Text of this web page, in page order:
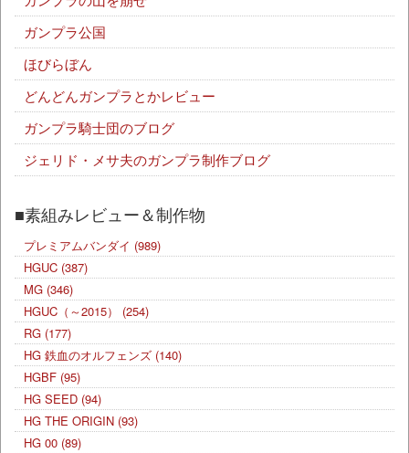
ガンプラ公国
ほびらぼん
どんどんガンプラとかレビュー
ガンプラ騎士団のブログ
ジェリド・メサ夫のガンプラ制作ブログ
■素組みレビュー＆制作物
プレミアムバンダイ (989)
HGUC (387)
MG (346)
HGUC（～2015）
(254)
RG (177)
HG 鉄血のオルフェンズ (140)
HGBF (95)
HG SEED (94)
HG THE ORIGIN (93)
HG 00 (89)